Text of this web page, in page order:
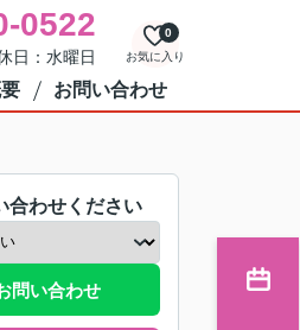
0522
日：水曜日 お気に入り
0
お問い合わせ
合わせください
問い合わせ